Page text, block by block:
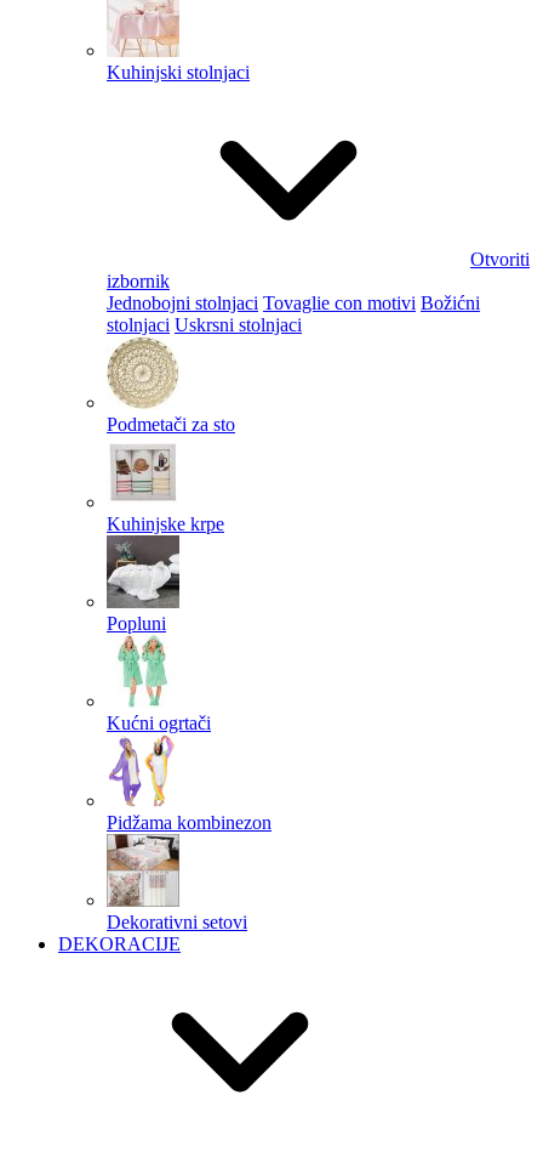
Kuhinjski stolnjaci
Otvoriti
izbornik
Jednobojni stolnjaci Tovaglie con motivi Božićni
stolnjaci Uskrsni stolnjaci
Podmetači za sto
Kuhinjske krpe
Popluni
Kućni ogrtači
Pidžama kombinezon
Dekorativni setovi
DEKORACIJE